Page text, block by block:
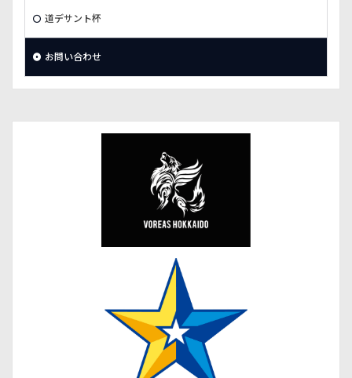
道デサント杯
お問い合わせ